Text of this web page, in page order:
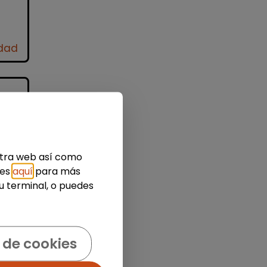
web así como
aquí para más
terminal, o puedes
cookies